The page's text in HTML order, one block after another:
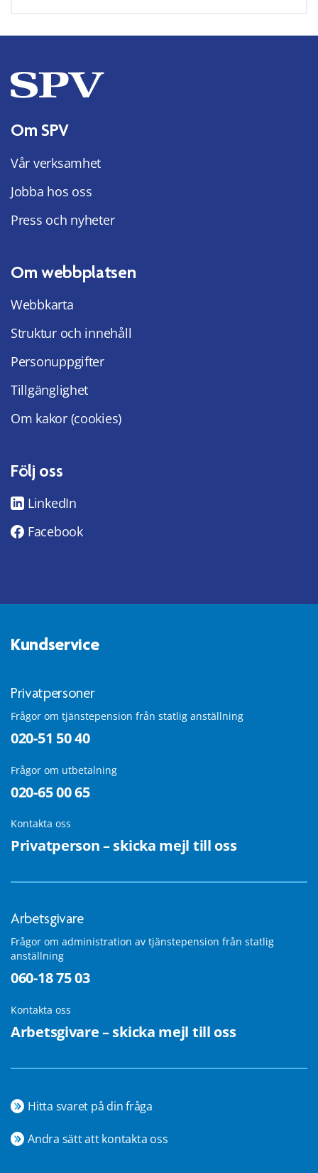
Om SPV
Vår verksamhet
Jobba hos oss
Press och nyheter
Om webbplatsen
Webbkarta
Struktur och innehåll
Personuppgifter
Tillgänglighet
Om kakor (cookies)
Följ oss
LinkedIn
Facebook
Kundservice
Privatpersoner
Frågor om tjänstepension från statlig anställning
020-51 50 40
Frågor om utbetalning
020-65 00 65
Kontakta oss
Privatperson – skicka mejl till oss
Arbetsgivare
Frågor om administration av tjänstepension från statlig
anställning
060-18 75 03
Kontakta oss
Arbetsgivare – skicka mejl till oss
Hitta svaret på din fråga
Andra sätt att kontakta oss